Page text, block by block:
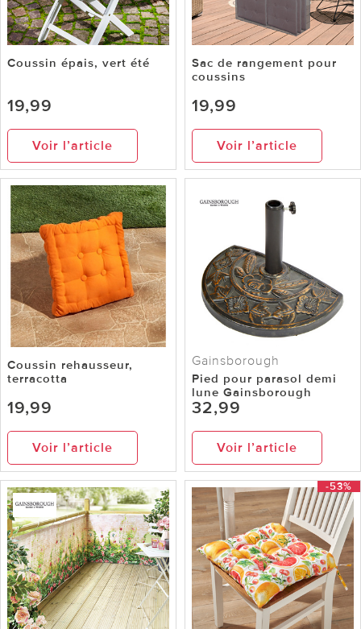
Coussin épais, vert été
19,99
Voir l’article
Sac de rangement pour
coussins
19,99
Voir l’article
Coussin rehausseur,
terracotta
19,99
Voir l’article
Gainsborough
Pied pour parasol demi
lune Gainsborough
32,99
Voir l’article
-53%